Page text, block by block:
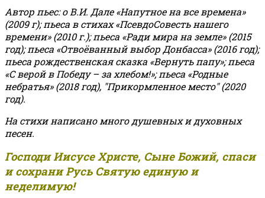
Автор пьес: о В.И. Дале «Напутное на все времена»
(2009 г); пьеса в стихах «ПсевдоСовесть нашего
времени» (2010 г.); пьеса «Ради мира на земле» (2015
год); пьеса «Отвоёванный выбор Донбасса» (2016 год);
пьеса рождественская сказка «Вернуть папу»; пьеса
«С верой в Победу – за хлебом!»;пьеса «Родные
небратья» (2018 год), "Прикормленное место" (2020
год).
На стихи написано много душевных и духовных
песен.
Господи Иисусе Христе, Сыне Божий, спаси
и сохрани Русь Святую единую и
неделимую!